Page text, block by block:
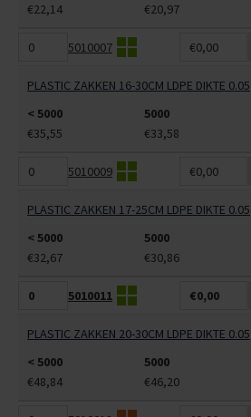
€22,14
€20,97
5010007 €0,00
PLASTIC ZAKKEN 16-30CM LDPE DIKTE 0.05
< 5000
5000
€35,55
€33,58
5010009 €0,00
PLASTIC ZAKKEN 17-25CM LDPE DIKTE 0.05
< 5000
5000
€32,67
€30,86
5010011 €0,00
PLASTIC ZAKKEN 20-30CM LDPE DIKTE 0.05
< 5000
5000
€48,84
€46,20